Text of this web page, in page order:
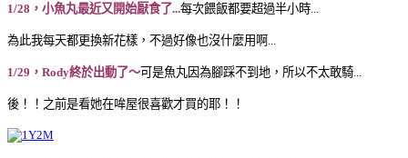
1/28，小魚丸最近又開始厭食了...每次餵飯都要超過半小時...
為此我每天都更換新花樣，不過好像也沒什麼用啊...
1/29，Rody終於出動了～可是魚丸因為腳踩不到地，所以不太敢騎...
後！！之前是看她在哞屋很喜歡才買的耶！！